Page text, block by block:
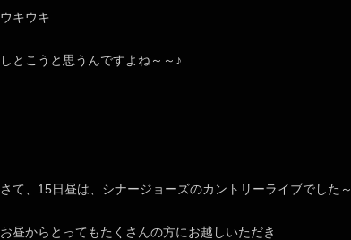
ウキウキ
しとこうと思うんですよね～～♪
さて、15日昼は、シナージョーズのカントリーライブでした～
お昼からとってもたくさんの方にお越しいただき